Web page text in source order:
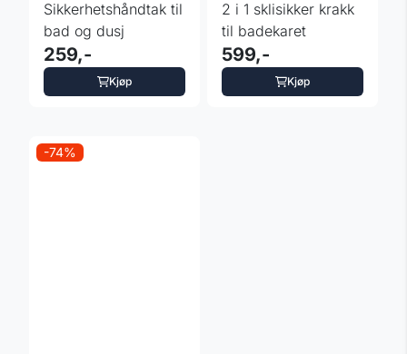
Sikkerhetshåndtak til
bad og dusj
259,-
Kjøp
2 i 1 sklisikker krakk
til badekaret
599,-
Kjøp
-74%